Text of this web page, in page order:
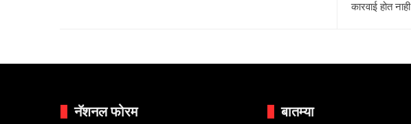
कारवाई होत नाही
नॅशनल फोरम बातम्या